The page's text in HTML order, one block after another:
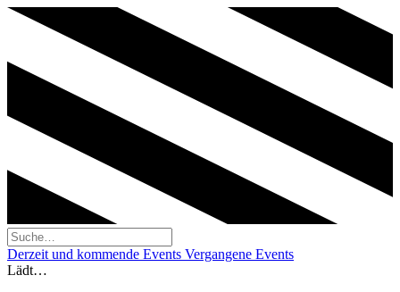
Derzeit und kommende Events Vergangene Events
Lädt…